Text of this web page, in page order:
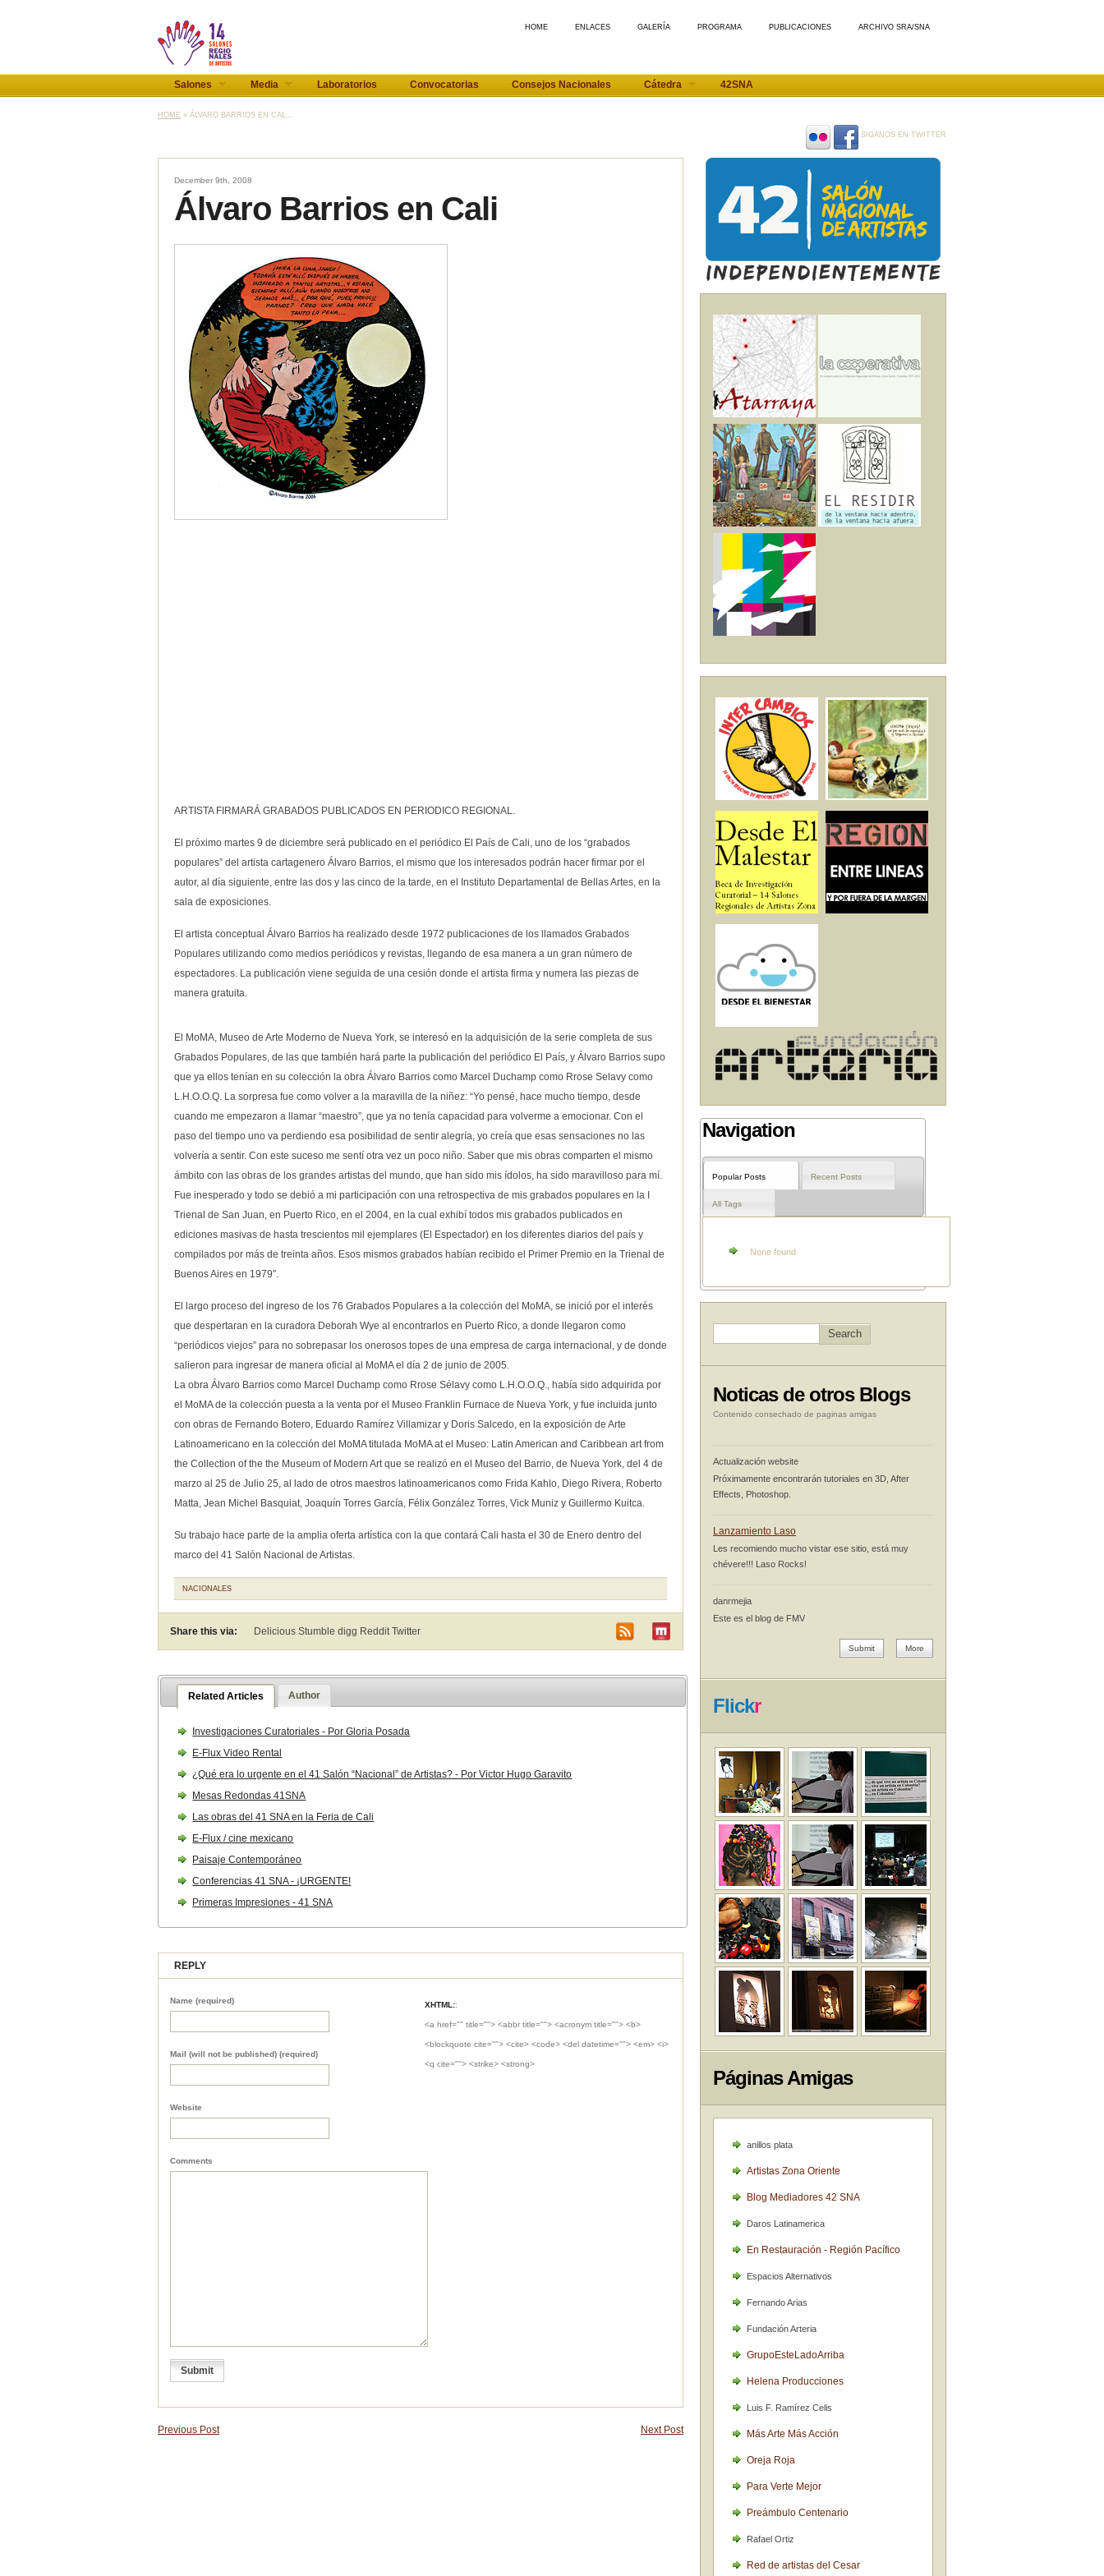
HOME ENLACES GALERÍA PROGRAMA PUBLICACIONES ARCHIVO SRA/SNA
Salones Media Laboratorios Convocatorias Consejos Nacionales Cátedra 42SNA
HOME » ÁLVARO BARRIOS EN CAL...
SIGANOS EN TWITTER
SIGANOS
FACEBOOK
SIGANOS
EN
FLICKR
December 9th, 2008
Álvaro Barrios en Cali
ARTISTA FIRMARÁ GRABADOS PUBLICADOS EN PERIODICO REGIONAL.
El próximo martes 9 de diciembre será publicado en el periódico El País de Cali, uno de los “grabados
populares” del artista cartagenero Álvaro Barrios, el mismo que los interesados podrán hacer firmar por el
autor, al día siguiente, entre las dos y las cinco de la tarde, en el Instituto Departamental de Bellas Artes, en la
sala de exposiciones.
El artista conceptual Álvaro Barrios ha realizado desde 1972 publicaciones de los llamados Grabados
Populares utilizando como medios periódicos y revistas, llegando de esa manera a un gran número de
espectadores. La publicación viene seguida de una cesión donde el artista firma y numera las piezas de
manera gratuita.
El MoMA, Museo de Arte Moderno de Nueva York, se interesó en la adquisición de la serie completa de sus
Grabados Populares, de las que también hará parte la publicación del periódico El País, y Álvaro Barrios supo
que ya ellos tenían en su colección la obra Álvaro Barrios como Marcel Duchamp como Rrose Selavy como
L.H.O.O.Q. La sorpresa fue como volver a la maravilla de la niñez: “Yo pensé, hace mucho tiempo, desde
cuando me empezaron a llamar “maestro”, que ya no tenía capacidad para volverme a emocionar. Con el
paso del tiempo uno va perdiendo esa posibilidad de sentir alegría, yo creía que esas sensaciones no las
volvería a sentir. Con este suceso me sentí otra vez un poco niño. Saber que mis obras comparten el mismo
ámbito con las obras de los grandes artistas del mundo, que han sido mis ídolos, ha sido maravilloso para mí.
Fue inesperado y todo se debió a mi participación con una retrospectiva de mis grabados populares en la I
Trienal de San Juan, en Puerto Rico, en el 2004, en la cual exhibí todos mis grabados publicados en
ediciones masivas de hasta trescientos mil ejemplares (El Espectador) en los diferentes diarios del país y
compilados por más de treinta años. Esos mismos grabados habían recibido el Primer Premio en la Trienal de
Buenos Aires en 1979″.
El largo proceso del ingreso de los 76 Grabados Populares a la colección del MoMA, se inició por el interés
que despertaran en la curadora Deborah Wye al encontrarlos en Puerto Rico, a donde llegaron como
“periódicos viejos” para no sobrepasar los onerosos topes de una empresa de carga internacional, y de donde
salieron para ingresar de manera oficial al MoMA el día 2 de junio de 2005.
La obra Álvaro Barrios como Marcel Duchamp como Rrose Sélavy como L.H.O.O.Q., había sido adquirida por
el MoMA de la colección puesta a la venta por el Museo Franklin Furnace de Nueva York, y fue incluida junto
con obras de Fernando Botero, Eduardo Ramírez Villamizar y Doris Salcedo, en la exposición de Arte
Latinoamericano en la colección del MoMA titulada MoMA at el Museo: Latin American and Caribbean art from
the Collection of the the Museum of Modern Art que se realizó en el Museo del Barrio, de Nueva York, del 4 de
marzo al 25 de Julio 25, al lado de otros maestros latinoamericanos como Frida Kahlo, Diego Rivera, Roberto
Matta, Jean Michel Basquiat, Joaquín Torres García, Félix González Torres, Vick Muniz y Guillermo Kuitca.
Su trabajo hace parte de la amplia oferta artística con la que contará Cali hasta el 30 de Enero dentro del
marco del 41 Salón Nacional de Artistas.
NACIONALES
Share this via: Delicious Stumble digg RedditTwitter
Related Articles Author
Investigaciones Curatoriales - Por Gloria Posada
E-Flux Video Rental
¿Qué era lo urgente en el 41 Salón “Nacional” de Artistas? - Por Victor Hugo Garavito
Mesas Redondas 41SNA
Las obras del 41 SNA en la Feria de Cali
E-Flux / cine mexicano
Paisaje Contemporáneo
Conferencias 41 SNA - ¡URGENTE!
Primeras Impresiones - 41 SNA
REPLY
XHTML::
<a href="" title=""> <abbr title=""> <acronym title=""> <b>
<blockquote cite=""> <cite> <code> <del datetime=""> <em> <i>
<q cite=""> <strike> <strong>
Name (required)
Mail (will not be published) (required)
Website
Comments
Previous Post Next Post
Navigation
Popular Posts Recent Posts
All Tags
None found
Noticas de otros Blogs
Contenido consechado de paginas amigas
Actualización website
Próximamente encontrarán tutoriales en 3D, After
Effects, Photoshop.
Lanzamiento Laso
Les recomiendo mucho vistar ese sitio, está muy
chévere!!! Laso Rocks!
danrmejia
Este es el blog de FMV
More
Submit
Flickr
Páginas Amigas
anillos plata
Artistas Zona Oriente
Blog Mediadores 42 SNA
Daros Latinamerica
En Restauración - Región Pacífico
Espacios Alternativos
Fernando Arias
Fundación Arteria
GrupoEsteLadoArriba
Helena Producciones
Luis F. Ramírez Celis
Más Arte Más Acción
Oreja Roja
Para Verte Mejor
Preámbulo Centenario
Rafael Ortiz
Red de artistas del Cesar